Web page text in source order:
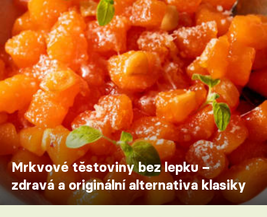
Mrkvové těstoviny bez lepku –
zdravá a originální alternativa klasiky